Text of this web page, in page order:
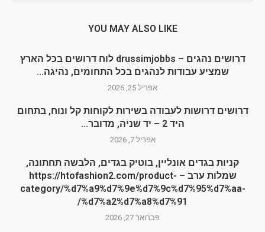
YOU MAY ALSO LIKE
דרושים נהגים – drussimjobbs לוח דרושים בכל הארץ
שמציע עבודות לנהגים בכל התחומים, נהיגה...
אפריל 25, 2026
דרושים דרושות לעבודה בשירות לקוחות קל ונוח, בתחום
היד 2 – יד שניה, מדובר...
אפריל 7, 2026
קניות בגדים אונליין, בוטיק בגדים, הלבשה תחתונה,
שמלות ערב – https://htofashion2.com/product-
category/%d7%a9%d7%9e%d7%9c%d7%95%d7%aa-
%d7%a2%d7%a8%d7%91/
פברואר 27, 2026